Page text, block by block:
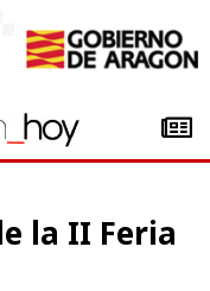
la II Feria